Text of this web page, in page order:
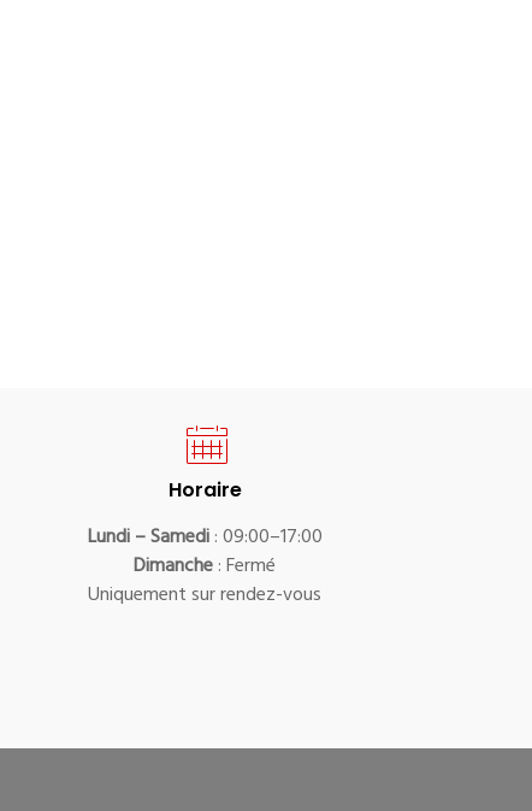
Horaire
Lundi – Samedi: 09:00–17:00
Dimanche: Fermé
Uniquement sur rendez-vous